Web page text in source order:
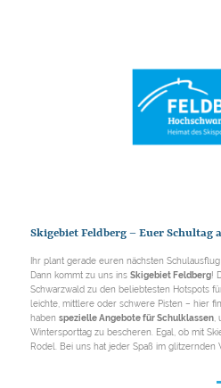
Skigebiet Feldberg – Euer Schultag
Ihr plant gerade euren nächsten
Dann kommt zu uns ins Skigebiet Feldberg!
Schwarzwald zu den beliebtesten Hotspots
leichte, mittlere oder schwere Pisten – hier
haben spezielle Angebote für Schulklassen,
Wintersporttag zu bescheren. Egal, ob mit
Rodel. Bei uns hat jeder Spaß im glitzernden